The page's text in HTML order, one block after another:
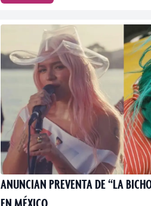
ANUNCIAN PREVENTA DE “LA
EN MÉXICO